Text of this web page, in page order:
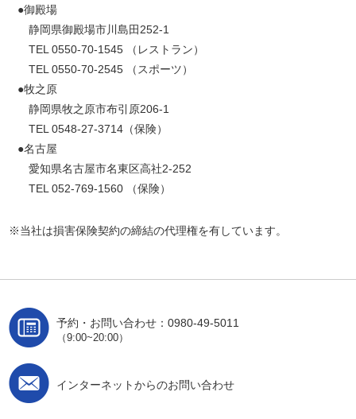
●御殿場
静岡県御殿場市川島田252‐1
TEL 0550-70-1545 （レストラン）
TEL 0550-70-2545 （スポーツ）
●牧之原
静岡県牧之原市布引原206-1
TEL 0548-27-3714（保険）
●名古屋
愛知県名古屋市名東区高社2-252
TEL 052-769-1560 （保険）
※当社は損害保険契約の締結の代理権を有しています。
予約・お問い合わせ：0980-49-5011
（9:00~20:00）
インターネットからのお問い合わせ